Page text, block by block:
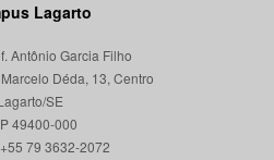
Lagarto
Antônio Garcia Filho
Déda, 13, Centro
SE
49400-000